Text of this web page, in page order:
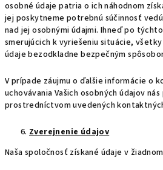
osobné údaje patria o ich náhodnom
jej poskytneme potrebnú súčinnosť
nad jej osobnými údajmi. Ihneď po
smerujúcich k vyriešeniu situácie,
údaje bezodkladne bezpečným
V prípade záujmu o ďalšie informácie o
uchovávania Vašich osobných údajov
prostredníctvom uvedených
Zverejnenie údajov
Naša spoločnosť získané údaje v